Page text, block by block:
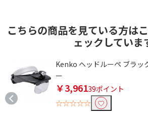
こちらの商品を見ている方は
ェックしていま
Kenko ヘッドルーペ ブラッ
ー
￥3,96139ポイント
☆☆☆☆☆